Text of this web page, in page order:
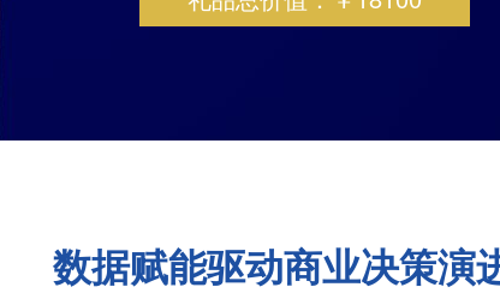
数据赋能驱动商业决策演